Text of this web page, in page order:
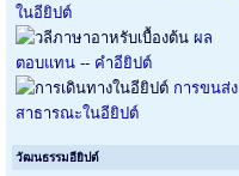
ในอียิปต์
ผล
ตอบแทน -- คำอียิปต์
การขนส่ง
สาธารณะในอียิปต์
วัฒนธรรมอียิปต์